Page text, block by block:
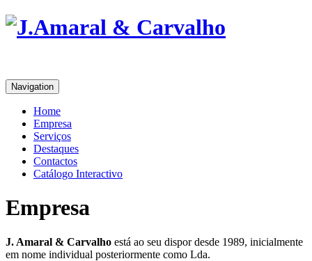
Navigation
Home
Empresa
Serviços
Destaques
Contactos
Catálogo Interactivo
Empresa
J. Amaral & Carvalho está ao seu dispor desde 1989, inicialmente
em nome individual posteriormente como Lda.